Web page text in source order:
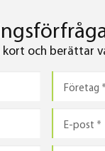
och berättar